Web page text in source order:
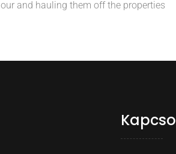
our and hauling them off the properties